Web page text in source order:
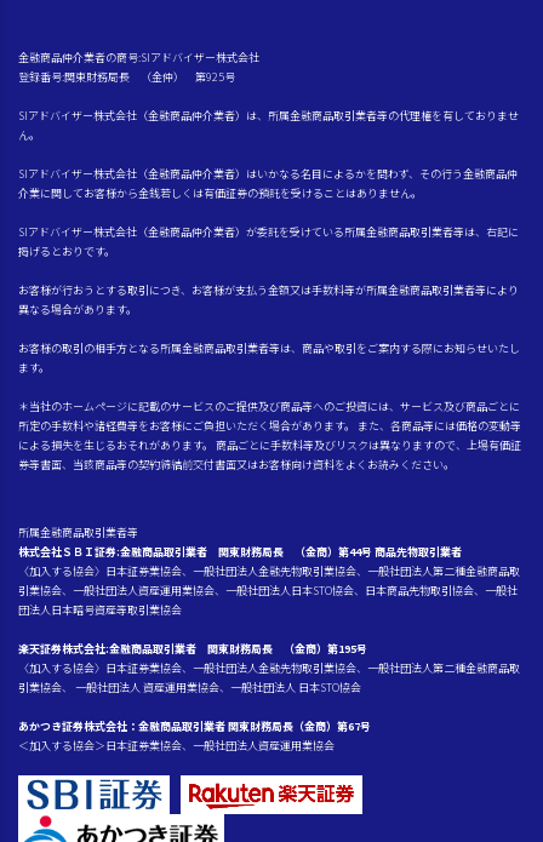
金融商品仲介業者の商号:SIアドバイザー株式会社
登録番号:関東財務局長 （金仲） 第925号
SIアドバイザー株式会社（金融商品仲介業者）は、所属金融商品取引業者等の代理権を有しておりませ
ん。
SIアドバイザー株式会社（金融商品仲介業者）はいかなる名目によるかを問わず、その行う金融商品仲
介業に関してお客様から金銭若しくは有価証券の預託を受けることはありません。
SIアドバイザー株式会社（金融商品仲介業者）が委託を受けている所属金融商品取引業者等は、右記に
掲げるとおりです。
お客様が行おうとする取引につき、お客様が支払う金額又は手数料等が所属金融商品取引業者等により
異なる場合があります。
お客様の取引の相手方となる所属金融商品取引業者等は、商品や取引をご案内する際にお知らせいたし
ます。
＊当社のホームページに記載のサービスのご提供及び商品等へのご投資には、サービス及び商品ごとに
所定の手数料や諸経費等をお客様にご負担いただく場合があります。 また、各商品等には価格の変動等
による損失を生じるおそれがあります。 商品ごとに手数料等及びリスクは異なりますので、上場有価証
券等書面、当該商品等の契約締結前交付書面又はお客様向け資料をよくお読みください。
所属金融商品取引業者等
株式会社ＳＢＩ証券:金融商品取引業者 関東財務局長 （金商）第44号 商品先物取引業者
〈加入する協会〉日本証券業協会、一般社団法人金融先物取引業協会、一般社団法人第二種金融商品取
引業協会、一般社団法人資産運用業協会、一般社団法人日本STO協会、日本商品先物取引協会、一般社
団法人日本暗号資産等取引業協会
楽天証券株式会社:金融商品取引業者 関東財務局長 （金商）第195号
〈加入する協会〉日本証券業協会、一般社団法人金融先物取引業協会、一般社団法人第二種金融商品取
引業協会、 一般社団法人 資産運用業協会、一般社団法人 日本STO協会
あかつき証券株式会社：金融商品取引業者 関東財務局長（金商）第67号
＜加入する協会＞日本証券業協会、一般社団法人資産運用業協会